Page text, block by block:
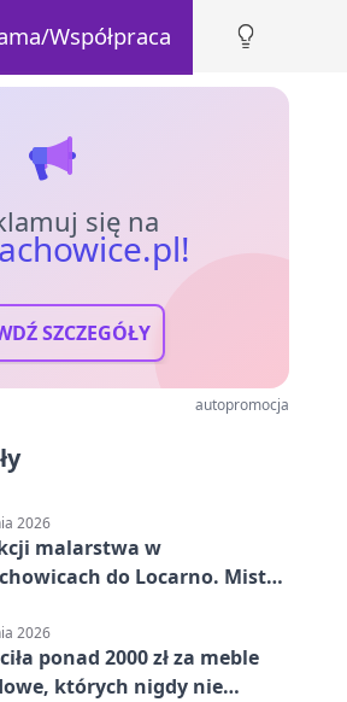
Współpraca
się na
SZCZEGÓŁY
autopromocja
2026
malarstwa w
do Locarno. Mistrz
2026
ponad 2000 zł za meble
których nigdy nie